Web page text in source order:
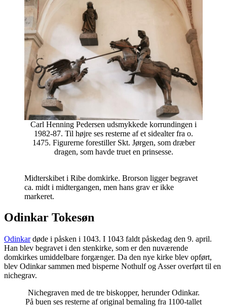
Carl Henning Pedersen udsmykkede korrundingen i
1982-87. Til højre ses resterne af et sidealter fra o.
1475. Figurerne forestiller Skt. Jørgen, som dræber
dragen, som havde truet en prinsesse.
Midterskibet i Ribe domkirke. Brorson ligger begravet
ca. midt i midtergangen, men hans grav er ikke
markeret.
Odinkar Tokesøn
Odinkardøde i påsken i 1043. I 1043 faldt påskedag den 9. april.
Han blev begravet i den stenkirke, som er den nuværende
domkirkes umiddelbare forgænger. Da den nye kirke blev opført,
blev Odinkar sammen med bisperne Nothulf og Asser overført til en
nichegrav.
Nichegraven med de tre biskopper, herunder Odinkar.
På buen ses resterne af original bemaling fra 1100-tallet